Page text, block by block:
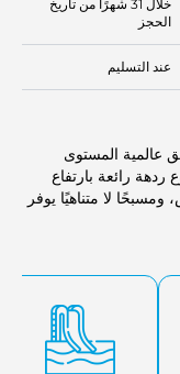
خلال 31 شهرًا من تاريخ
الحجز
عند التسليم
عالمية المستوى
رائعة بارتفاع
لا متناهيًا يوفر